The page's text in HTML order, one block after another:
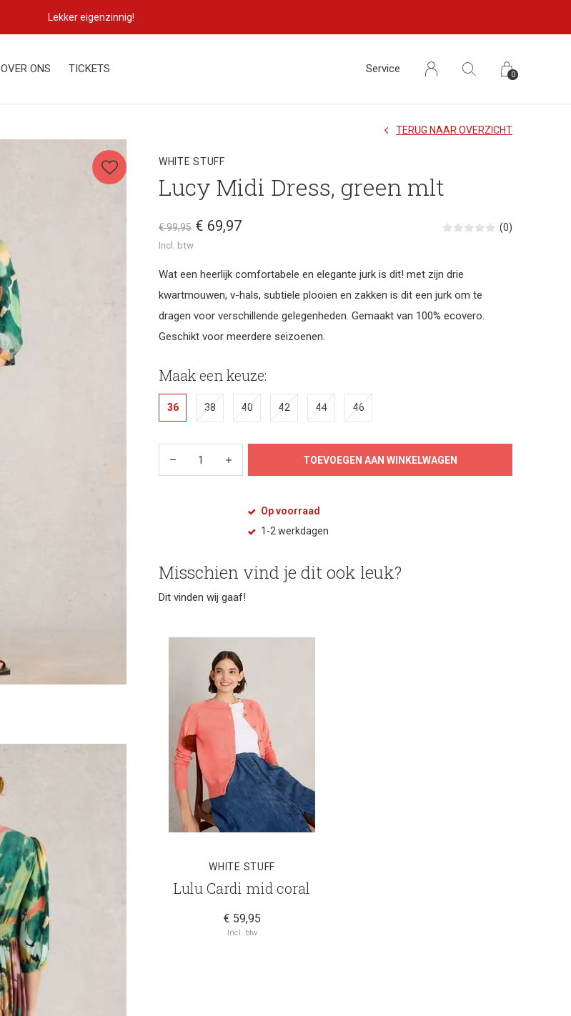
OVER ONS TICKETS Service 0
Lekker eigenzinnig!
WHITE STUFF
Lucy Midi Dress, green mlt
TERUG NAAR OVERZICHT
€ 99,95 € 69,97
Incl. btw
(0)
Wat een heerlijk comfortabele en elegante jurk is dit! met zijn drie
kwartmouwen, v-hals, subtiele plooien en zakken is dit een jurk om te
dragen voor verschillende gelegenheden. Gemaakt van 100% ecovero.
Geschikt voor meerdere seizoenen.
Maak een keuze:
36 38 40 42 44 46
TOEVOEGEN AAN WINKELWAGEN
Op voorraad
1-2 werkdagen
Misschien vind je dit ook leuk?
Dit vinden wij gaaf!
WHITE STUFF
Lulu Cardi mid coral
€ 59,95
Incl. btw